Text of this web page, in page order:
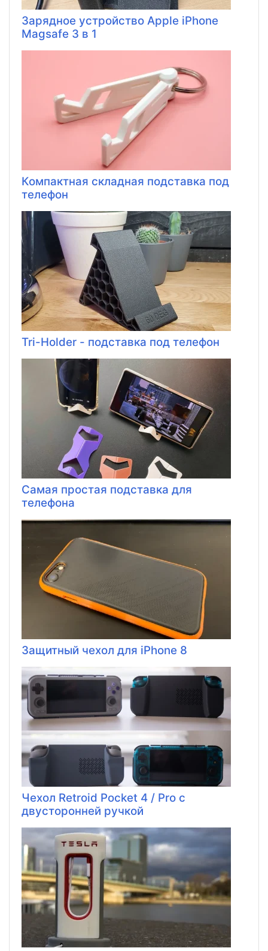
Зарядное устройство Apple iPhone
Magsafe 3 в 1
Компактная складная подставка под
телефон
Tri-Holder - подставка под телефон
Самая простая подставка для
телефона
Защитный чехол для iPhone 8
Чехол Retroid Pocket 4 / Pro с
двусторонней ручкой